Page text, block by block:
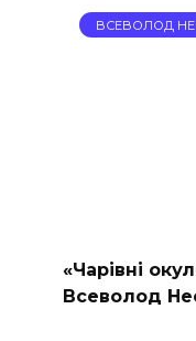
ВСЕВОЛОД
«Чарівні
Всеволод